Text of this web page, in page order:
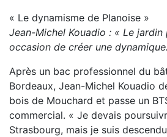
« Le dynamisme de Planoise »
Jean-Michel Kouadio : « Le
occasion de créer une
Après un bac professionnel du
Bordeaux, Jean-Michel Kouadio
bois de Mouchard et passe un
commercial. « Je devais
Strasbourg, mais je suis